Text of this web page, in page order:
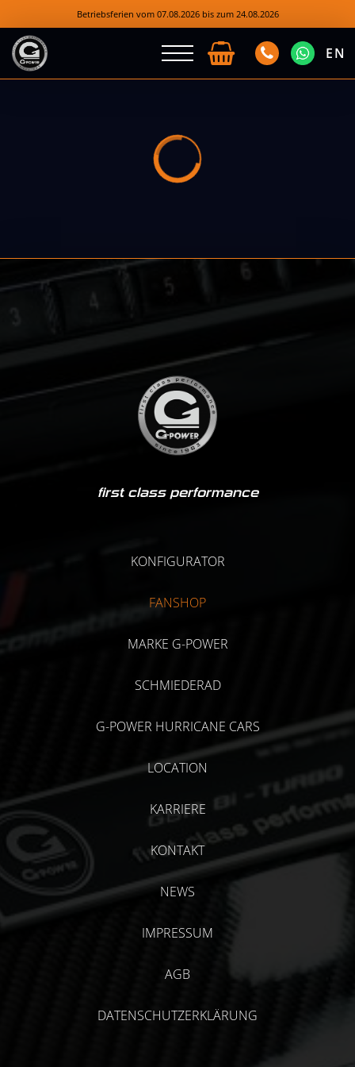
Betriebsferien vom 07.08.2026 bis zum 24.08.2026
EN
first class performance
KONFIGURATOR
FANSHOP
MARKE G-POWER
SCHMIEDERAD
G-POWER HURRICANE CARS
LOCATION
KARRIERE
KONTAKT
NEWS
IMPRESSUM
AGB
DATENSCHUTZERKLÄRUNG